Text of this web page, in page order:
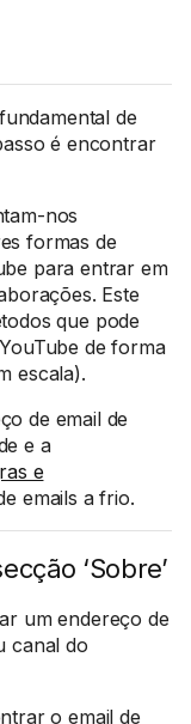
de
é encontrar
nos
formas de
para entrar em
Este
que pode
de forma
escala).
de email de
e a
e
emails a frio.
‘Sobre’
um endereço de
canal do
o email de